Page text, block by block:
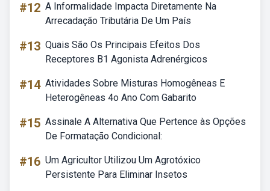
#12 A Informalidade Impacta Diretamente Na
Arrecadação Tributária De Um País
#13 Quais São Os Principais Efeitos Dos
Receptores B1 Agonista Adrenérgicos
#14 Atividades Sobre Misturas Homogêneas E
Heterogêneas 4o Ano Com Gabarito
#15 Assinale A Alternativa Que Pertence às Opções
De Formatação Condicional:
#16 Um Agricultor Utilizou Um Agrotóxico
Persistente Para Eliminar Insetos